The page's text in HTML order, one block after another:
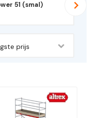
51 (smal)
prijs